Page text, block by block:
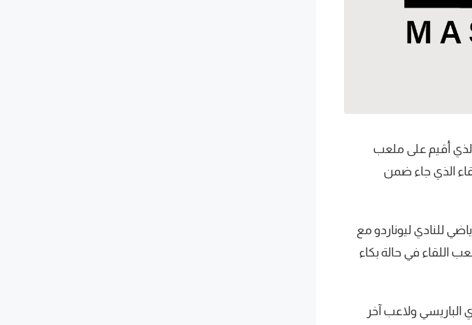
أقيم على ملعب
الذي جاء ضمن
للنادي ليوناردو مع
اللقاء في حالة بكاء
الباريسي ولاعب آخر